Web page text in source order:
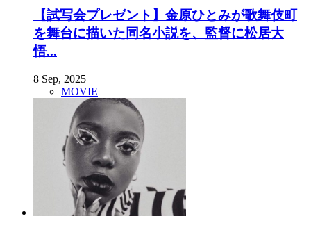
【試写会プレゼント】金原ひとみが歌舞伎町
を舞台に描いた同名小説を、監督に松居大
悟...
8 Sep, 2025
MOVIE